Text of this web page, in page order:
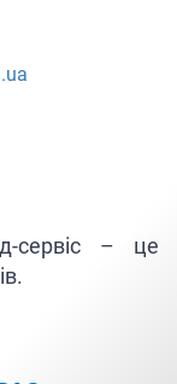
сервіс – це